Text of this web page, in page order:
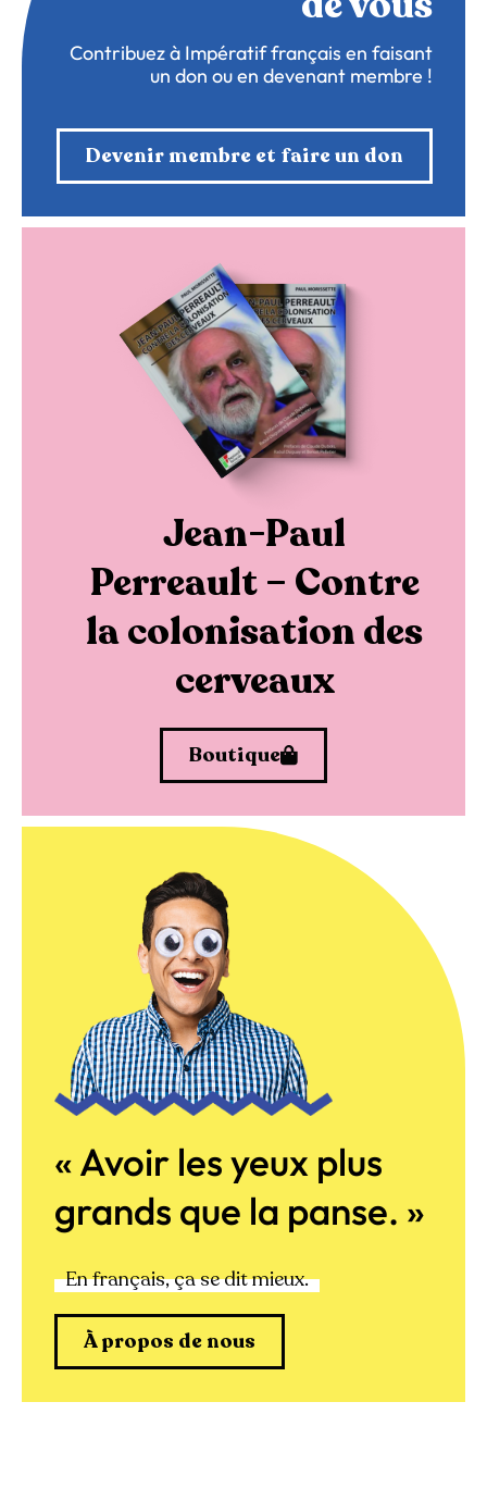
Contribuez à Impératif français en faisant
un don ou en devenant membre !
Devenir membre et faire un don
Jean-Paul
Perreault – Contre
la colonisation des
cerveaux
Boutique
« Avoir les yeux plus
grands que la panse. »
En français, ça se dit mieux.
À propos de nous